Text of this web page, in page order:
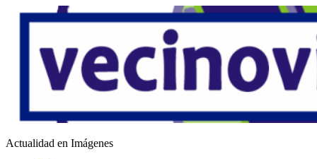
Saltar
Vecino Virtual
Actualidad en Imágenes